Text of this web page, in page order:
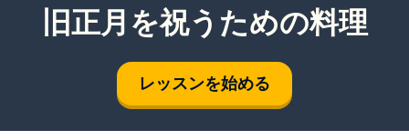
旧正月を祝うための料理
レッスンを始める